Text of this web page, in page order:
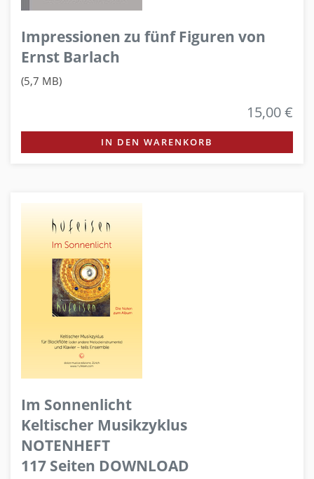
Impressionen zu fünf Figuren von
Ernst Barlach
(5,7 MB)
15,00 €
IN DEN WARENKORB
Im Sonnenlicht
Keltischer Musikzyklus
NOTENHEFT
117 Seiten DOWNLOAD